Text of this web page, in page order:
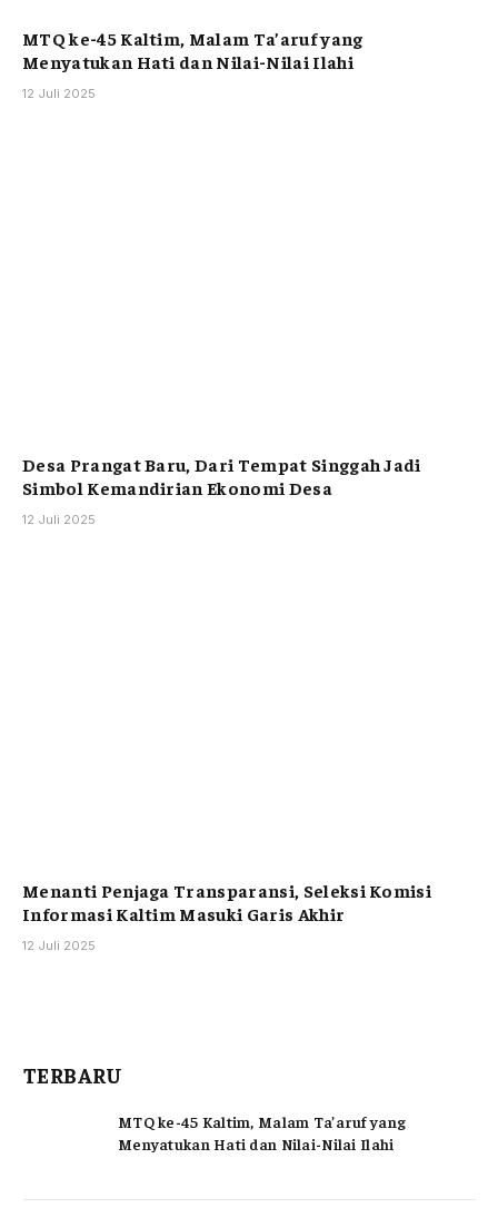
MTQ ke-45 Kaltim, Malam Ta’aruf yang
Menyatukan Hati dan Nilai-Nilai Ilahi
12 Juli 2025
Desa Prangat Baru, Dari Tempat Singgah Jadi
Simbol Kemandirian Ekonomi Desa
12 Juli 2025
Menanti Penjaga Transparansi, Seleksi Komisi
Informasi Kaltim Masuki Garis Akhir
12 Juli 2025
TERBARU
MTQ ke-45 Kaltim, Malam Ta’aruf yang
Menyatukan Hati dan Nilai-Nilai Ilahi